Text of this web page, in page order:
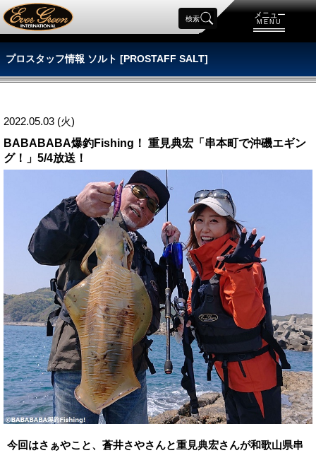
メニュー
MENU
検索
プロスタッフ情報 ソルト [PROSTAFF SALT]
2022.05.03 (火)
BABABABA爆釣Fishing！ 重見典宏「串本町で沖磯エギン
グ！」5/4放送！
今回はさぁやこと、蒼井さやさんと重見典宏さんが和歌山県串